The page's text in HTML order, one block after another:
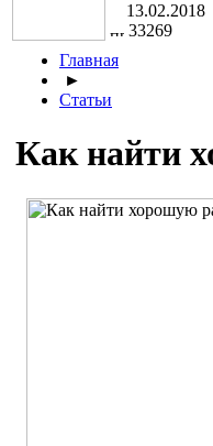
13.02.2018
33269
Главная
►
Статьи
Как найти